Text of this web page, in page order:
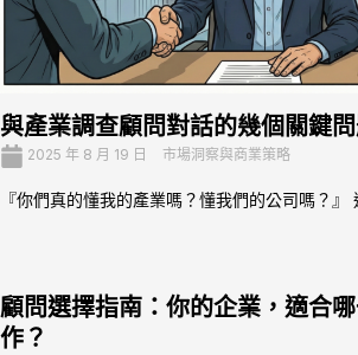
與產業調查顧問對話的幾個關鍵
2025 年 8 月 19 日 市場洞察與商業策略
『你們真的懂我的產業嗎？懂我們的公司嗎？』
顧問選擇指南：你的企業，適合
作？